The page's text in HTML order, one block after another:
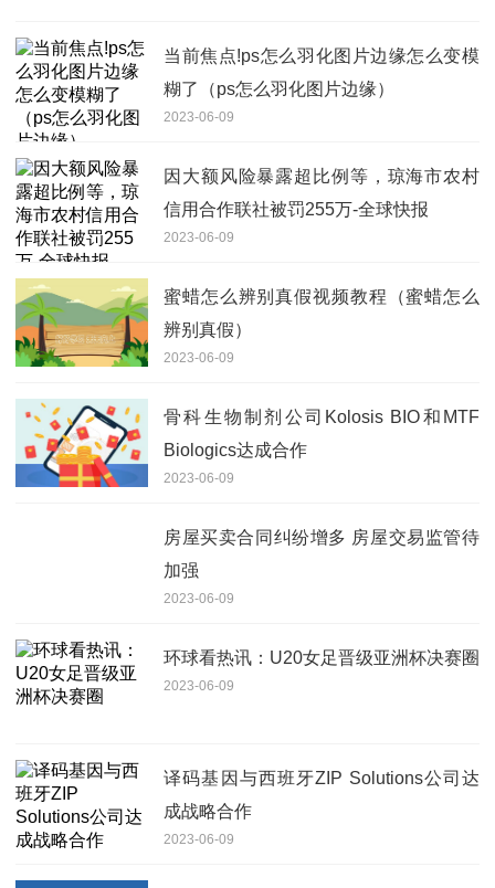
当前焦点!ps怎么羽化图片边缘怎么变模
糊了（ps怎么羽化图片边缘）
2023-06-09
因大额风险暴露超比例等，琼海市农村
信用合作联社被罚255万-全球快报
2023-06-09
蜜蜡怎么辨别真假视频教程（蜜蜡怎么
辨别真假）
2023-06-09
骨科生物制剂公司Kolosis BIO和MTF
Biologics达成合作
2023-06-09
房屋买卖合同纠纷增多 房屋交易监管待
加强
2023-06-09
环球看热讯：U20女足晋级亚洲杯决赛圈
2023-06-09
译码基因与西班牙ZIP Solutions公司达
成战略合作
2023-06-09